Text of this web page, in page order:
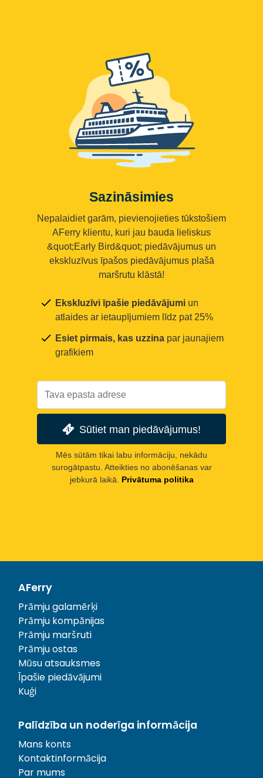
Sazināsimies
Nepalaidiet garām, pievienojieties tūkstošiem
AFerry klientu, kuri jau bauda lieliskus
&quot;Early Bird&quot; piedāvājumus un
ekskluzīvus īpašos piedāvājumus plašā
maršrutu klāstā!
Ekskluzīvi īpašie piedāvājumi un
atlaides ar ietaupījumiem līdz pat 25%
Esiet pirmais, kas uzzina par jaunajiem
grafikiem
Sūtiet man piedāvājumus!
Mēs sūtām tikai labu informāciju, nekādu
surogātpastu. Atteikties no abonēšanas var
jebkurā laikā.
Privātuma politika
AFerry
Prāmju galamērķi
Prāmju kompānijas
Prāmju maršruti
Prāmju ostas
Mūsu atsauksmes
Īpašie piedāvājumi
Kuģi
Palīdzība un noderīga informācija
Mans konts
Kontaktinformācija
Par mums